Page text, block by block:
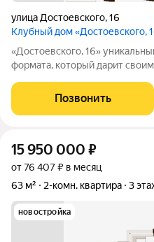
улица Достоевского,16
Клубный дом «Достоевского,
«Достоевского, 16» уникальный приватный проект клубного
формата, который дарит
сохраняя приватность.
одновременно в уединенном
Позвонить
15 950 000 ₽
от 76 407 ₽ в месяц
63 м²
2-комн. квартира 3
новостройка